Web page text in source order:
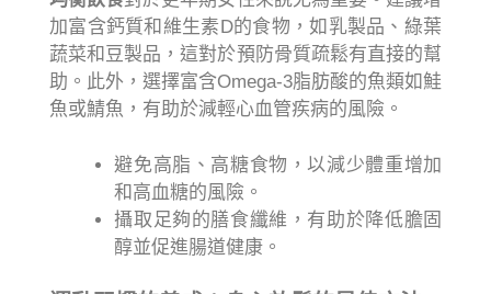
加富含鈣質和維生素D的食物，如乳製品、綠葉
蔬菜和豆製品，這對於預防骨質疏鬆有直接的幫
助。此外，選擇富含Omega-3脂肪酸的魚類如鮭
魚或鯖魚，有助於減輕心血管疾病的風險。
避免高脂、高糖食物，以減少體重增加
和高血糖的風險。
攝取足夠的膳食纖維，有助於降低膽固
醇並促進腸道健康。